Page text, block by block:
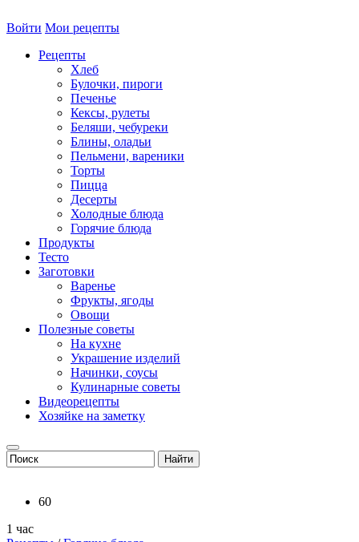
Войти Мои рецепты
Рецепты
Хлеб
Булочки, пироги
Печенье
Кексы, рулеты
Беляши, чебуреки
Блины, оладьи
Пельмени, вареники
Торты
Пицца
Десерты
Холодные блюда
Горячие блюда
Продукты
Тесто
Заготовки
Варенье
Фрукты, ягоды
Овощи
Полезные советы
На кухне
Украшение изделий
Начинки, соусы
Кулинарные советы
Видеорецепты
Хозяйке на заметку
60
1 час